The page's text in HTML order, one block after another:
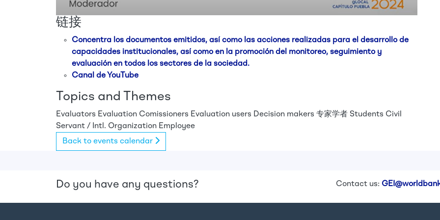
链接
Concentra los documentos emitidos, así como las acciones realizadas para el desarrollo de
capacidades institucionales, así como en la promoción del monitoreo, seguimiento y
evaluación en todos los sectores de la sociedad.
Canal de YouTube
Topics and Themes
Evaluators Evaluation Comissioners Evaluation users Decision makers 专家学者 Students Civil
Servant / Intl. Organization Employee
Back to events calendar
Do you have any questions? Contact us: